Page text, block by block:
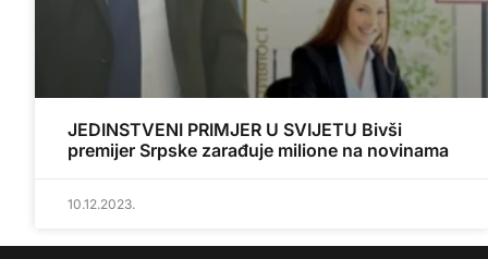
JEDINSTVENI PRIMJER U SVIJETU Bivši
premijer Srpske zarađuje milione na novinama
10.12.2023.